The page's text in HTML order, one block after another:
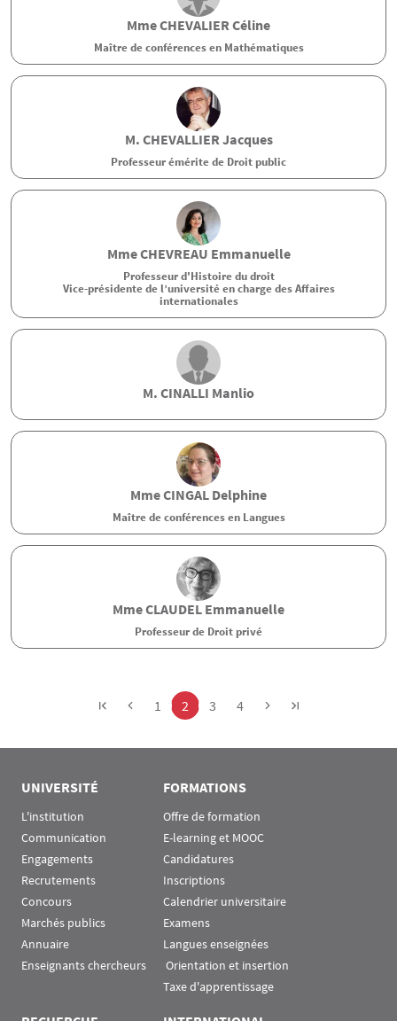
MmeCHEVALIER Céline
Maître de conférences en Mathématiques
M. CHEVALLIER Jacques
Professeur émérite de Droit public
MmeCHEVREAU Emmanuelle
Professeur d'Histoire du droit
Vice-présidente de l’université en charge des Affaires
internationales
M. CINALLI Manlio
MmeCINGAL Delphine
Maître de conférences en Langues
MmeCLAUDEL Emmanuelle
Professeur de Droit privé
Page
1 Page
2 Page
3 Page
4
UNIVERSITÉ
L'institution
Communication
Engagements
Recrutements
Concours
Marchés publics
Annuaire
Enseignants chercheurs
FORMATIONS
Offre de formation
E-learning et MOOC
Candidatures
Inscriptions
Calendrier universitaire
Examens
Langues enseignées
Orientation et insertion
Taxe d'apprentissage